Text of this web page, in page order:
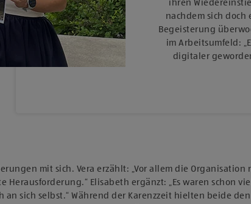
ihren
nachdem sich
Begeisterung
im Arbeitsumfeld:
digitaler
mit sich. Vera erzählt: „Vor allem die
Elisabeth ergänzt: „Es waren schon
sich selbst.“ Während der Karenzzeit hielten beide